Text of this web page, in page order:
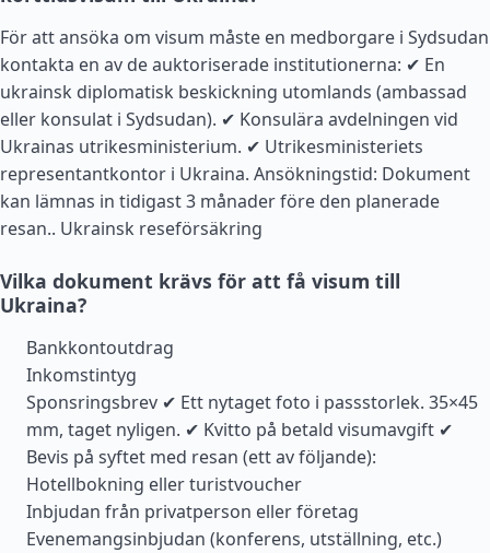
För att ansöka om visum måste en medborgare i Sydsudan
kontakta en av de auktoriserade institutionerna: ✔ En
ukrainsk diplomatisk beskickning utomlands (ambassad
eller konsulat i Sydsudan). ✔ Konsulära avdelningen vid
Ukrainas utrikesministerium. ✔ Utrikesministeriets
representantkontor i Ukraina. Ansökningstid: Dokument
kan lämnas in tidigast 3 månader före den planerade
resan.. Ukrainsk reseförsäkring
Vilka dokument krävs för att få visum till
Ukraina?
Bankkontoutdrag
Inkomstintyg
Sponsringsbrev ✔ Ett nytaget foto i passstorlek. 35×45
mm, taget nyligen. ✔ Kvitto på betald visumavgift ✔
Bevis på syftet med resan (ett av följande):
Hotellbokning eller turistvoucher
Inbjudan från privatperson eller företag
Evenemangsinbjudan (konferens, utställning, etc.)